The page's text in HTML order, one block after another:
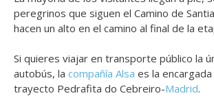
peregrinos que siguen el Camino de
hacen un alto en el camino al final de la
Si quieres viajar en transporte público la
autobús, la compañía Alsa es la
trayecto Pedrafita do Cebreiro-Madrid.